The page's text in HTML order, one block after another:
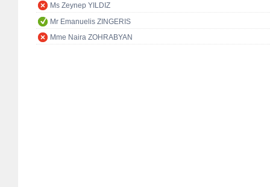
Ms Zeynep YILDIZ
Mr Emanuelis ZINGERIS
Mme Naira ZOHRABYAN